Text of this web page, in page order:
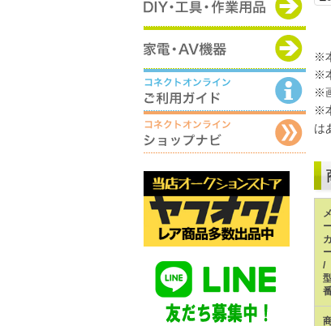
※
※
※
※
は
メ
カ
/